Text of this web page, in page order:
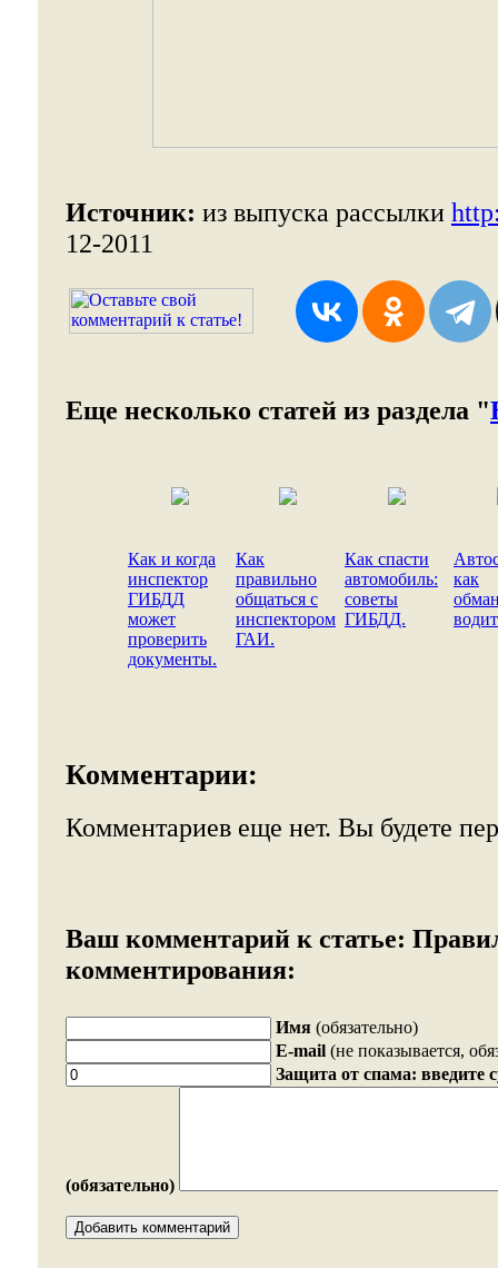
Источник: из выпуска рассылки
12-2011
Еще несколько статей из раздела "
Как и когда
инспектор
ГИБДД
может
проверить
документы.
Как
правильно
общаться с
инспектором
ГАИ.
Как спасти
автомобиль:
советы
ГИБДД.
как
Комментарии:
Комментариев еще нет. Вы будете
Ваш комментарий к статье:
комментирования:
Имя (обязательно)
E-mail (не показывается,
Защита от спама: введите
(обязательно)